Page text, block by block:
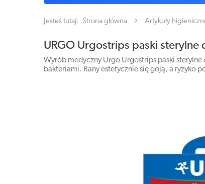
Jesteś tutaj: Strona główna Artykuły
URGO Urgostrips paski sterylne
Wyrób medyczny Urgo Urgostrips paski
bakteriami. Rany estetycznie się goją, a ryzyko